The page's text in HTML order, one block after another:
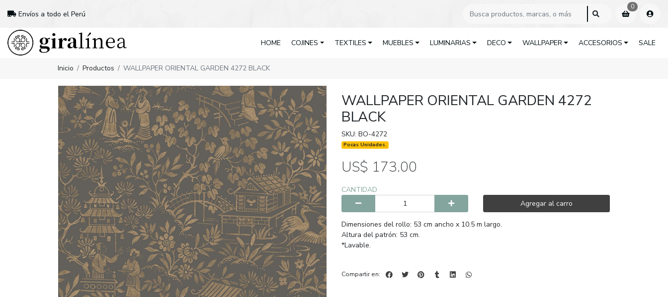
Envíos a todo el Perú
0
HOME COJINES TEXTILES MUEBLES LUMINARIAS DECO WALLPAPER ACCESORIOS SALE
Inicio Productos WALLPAPER ORIENTAL GARDEN 4272 BLACK
WALLPAPER ORIENTAL GARDEN 4272
BLACK
SKU: BO-4272
Pocas Unidades.
US$ 173.00
CANTIDAD
Agregar al carro
Dimensiones del rollo: 53 cm ancho x 10.5 m largo.
Altura del patrón: 53 cm.
*Lavable.
Compartir en: